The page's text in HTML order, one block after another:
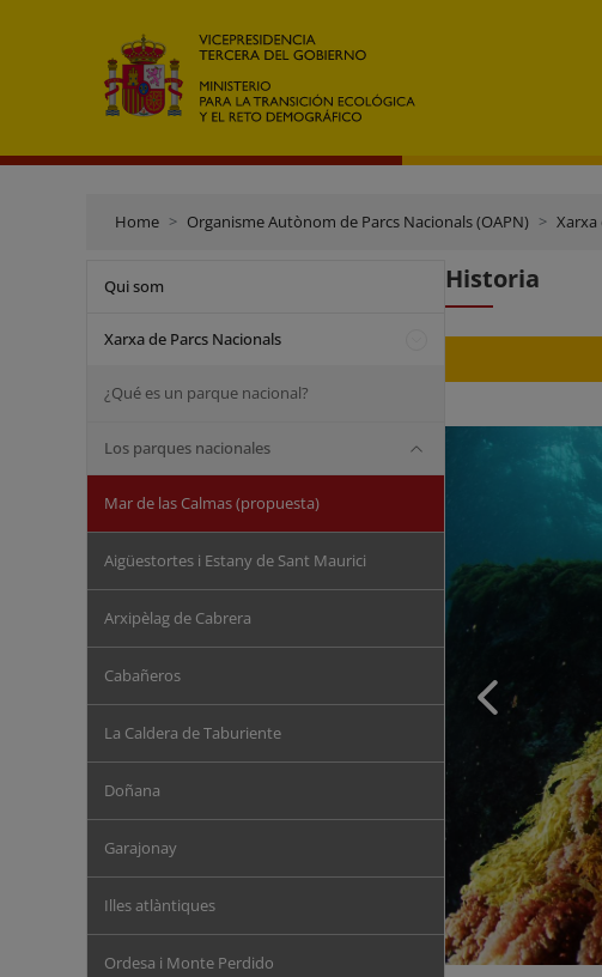
Home Organisme Autònom de Parcs Nacionals (OAPN) Xarxa
Qui som
Xarxa de Parcs Nacionals
¿Qué es un parque nacional?
Los parques nacionales
Mar de las Calmas (propuesta)
Aigüestortes i Estany de Sant Maurici
Arxipèlag de Cabrera
Cabañeros
La Caldera de Taburiente
Doñana
Garajonay
Illes atlàntiques
Ordesa i Monte Perdido
Historia